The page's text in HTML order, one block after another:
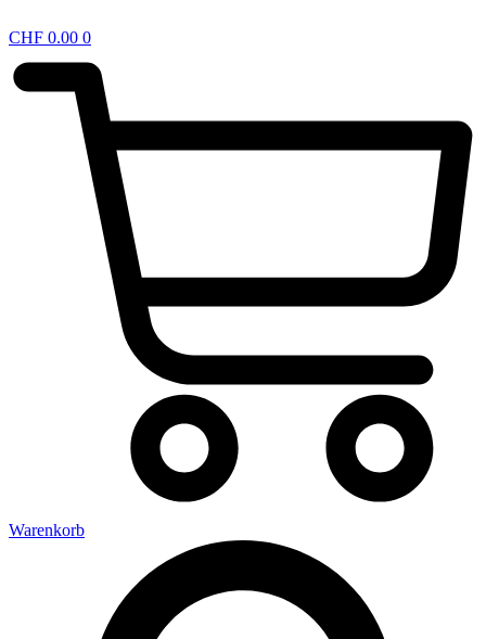
CHF 0.00 0
Warenkorb